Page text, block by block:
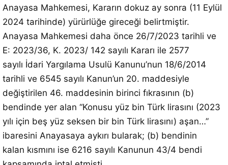
Anayasa Mahkemesi, Kararın dokuz ay sonra (11 Eylül
2024 tarihinde) yürürlüğe gireceği belirtmiştir.
Anayasa Mahkemesi daha önce 26/7/2023 tarihli ve
E: 2023/36, K. 2023/ 142 sayılı Kararı ile 2577
sayılı İdari Yargılama Usulü Kanunu’nun 18/6/2014
tarihli ve 6545 sayılı Kanun’un 20. maddesiyle
değiştirilen 46. maddesinin birinci fıkrasının (b)
bendinde yer alan “Konusu yüz bin Türk lirasını (2023
yılı için beş yüz seksen bir bin Türk lirasını) aşan…”
ibaresini Anayasaya aykırı bularak; (b) bendinin
kalan kısmını ise 6216 sayılı Kanunun 43/4 bendi